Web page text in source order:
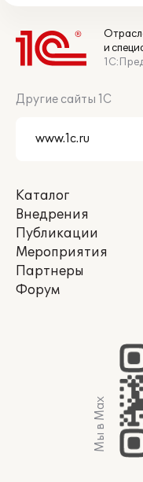
и
Другие сайты 1С
Каталог
Внедрения
Публикации
Мероприятия
Партнеры
Форум
Мы в Max